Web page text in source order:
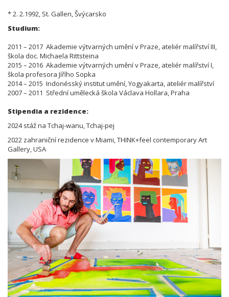
* 2. 2.1992, St. Gallen, Švýcarsko
Studium:
2011 – 2017 Akademie výtvarných umění v Praze, ateliér malířství III,
škola doc. Michaela Rittsteina
2015 – 2016 Akademie výtvarných umění v Praze, ateliér malířství I,
škola profesora Jířího Sopka
2014 – 2015 Indonésský institut umění, Yogyakarta, ateliér malířství
2007 – 2011 Střední umělecká škola Václava Hollara, Praha
Stipendia a rezidence:
2024 stáž na Tchaj-wanu, Tchaj-pej
2022 zahraniční rezidence v Miami, THINK+feel contemporary Art
Gallery, USA